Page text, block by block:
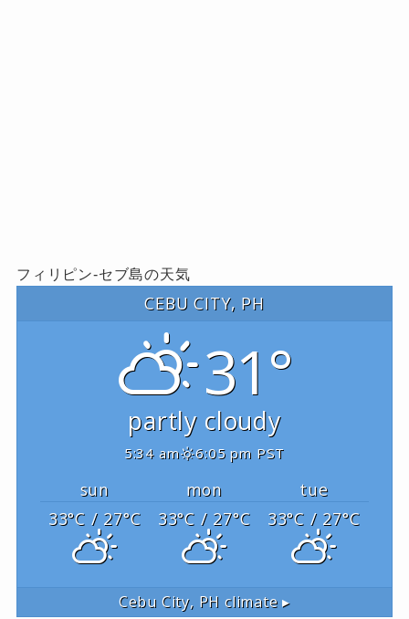
フィリピン-セブ島の天気
CEBU CITY, PH
31°
partly cloudy
5:34 am 6:05 pm PST
sun mon
tue
33°C / 27°C 33°C / 27°C 33°C / 27°C
Cebu City, PH climate ▸